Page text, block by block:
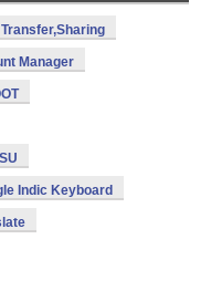
Manager
Indic Keyboard